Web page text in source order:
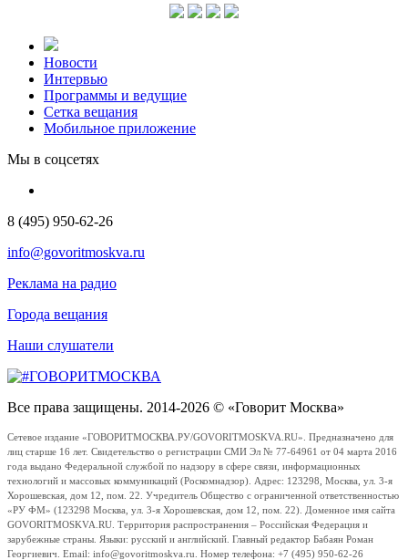
Новости
Интервью
Программы и ведущие
Сетка вещания
Мобильное приложение
Мы в соцсетях
8 (495) 950-62-26
info@govoritmoskva.ru
Реклама на радио
Города вещания
Наши слушатели
Все права защищены. 2014-2026 © «Говорит Москва»
Сетевое издание «ГОВОРИТМОСКВА.РУ/GOVORITMOSKVA.RU». Предназначено для
лиц старше 16 лет. Свидетельство о регистрации СМИ Эл № 77-64961 от 04 марта 2016
года выдано Федеральной службой по надзору в сфере связи, информационных
технологий и массовых коммуникаций (Роскомнадзор). Адрес: 123298, Москва, ул. 3-я
Хорошевская, дом 12, пом. 22. Учредитель Общество с ограниченной ответственностью
«РУ ФМ» (123298 Москва, ул. 3-я Хорошевская, дом 12, пом. 22). Доменное имя сайта
GOVORITMOSKVA.RU. Территория распространения – Российская Федерация и
зарубежные страны. Языки: русский и английский. Главный редактор Бабаян Роман
Георгиевич. Email: info@govoritmoskva.ru. Номер телефона: +7 (495) 950-62-26